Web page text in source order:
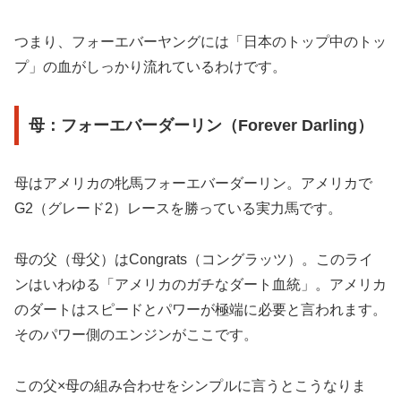
つまり、フォーエバーヤングには「日本のトップ中のトッ
プ」の血がしっかり流れているわけです。
母：フォーエバーダーリン（Forever Darling）
母はアメリカの牝馬フォーエバーダーリン。アメリカで
G2（グレード2）レースを勝っている実力馬です。
母の父（母父）はCongrats（コングラッツ）。このライ
ンはいわゆる「アメリカのガチなダート血統」。アメリカ
のダートはスピードとパワーが極端に必要と言われます。
そのパワー側のエンジンがここです。
この父×母の組み合わせをシンプルに言うとこうなりま